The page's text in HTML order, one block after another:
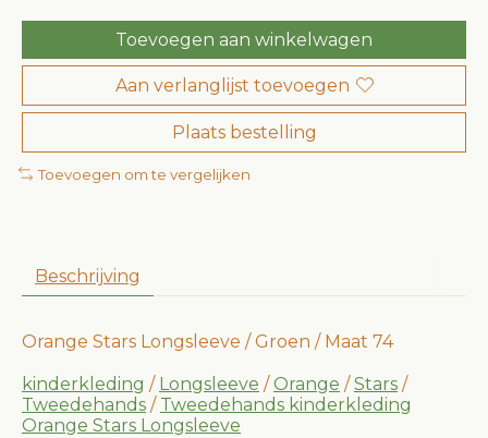
Toevoegen aan winkelwagen
Aan verlanglijst toevoegen
Plaats bestelling
Toevoegen om te vergelijken
Beschrijving
Orange Stars Longsleeve / Groen / Maat 74
kinderkleding / Longsleeve / Orange / Stars /
Tweedehands / Tweedehands kinderkleding
Orange Stars Longsleeve